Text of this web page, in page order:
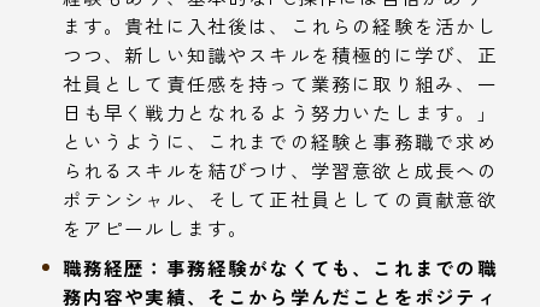
ます。貴社に入社後は、これらの経験を活かし
つつ、新しい知識やスキルを積極的に学び、正
社員として責任感を持って業務に取り組み、一
日も早く戦力となれるよう努力いたします。」
というように、これまでの経験と事務職で求め
られるスキルを結びつけ、学習意欲と成長への
ポテンシャル、そして正社員としての貢献意欲
をアピールします。
職務経歴：事務経験がなくても、これまでの職
務内容や実績、そこから学んだことをポジティ